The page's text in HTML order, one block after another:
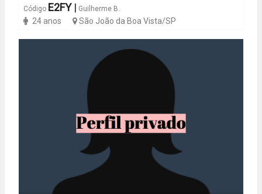
Código E2FY | Guilherme B.
24 anos São João da Boa Vista/SP